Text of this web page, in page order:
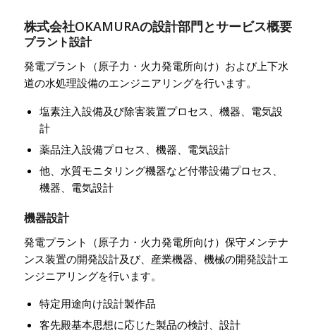
株式会社OKAMURAの設計部門とサービス概要
プラント設計
発電プラント（原子力・火力発電所向け）および上下水
道の水処理設備のエンジニアリングを行います。
塩素注入設備及び除害装置プロセス、機器、電気設
計
薬品注入設備プロセス、機器、電気設計
他、水質モニタリング機器など付帯設備プロセス、
機器、電気設計
機器設計
発電プラント（原子力・火力発電所向け）保守メンテナ
ンス装置の開発設計及び、産業機器、機械の開発設計エ
ンジニアリングを行います。
特定用途向け設計製作品
客先殿基本思想に応じた製品の検討、設計